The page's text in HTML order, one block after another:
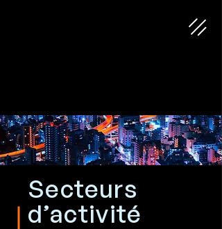
Secteurs
d’activité